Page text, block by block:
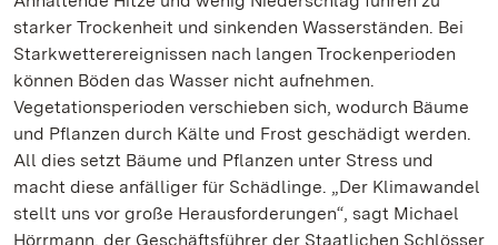
starker Trockenheit und sinkenden Wasserständen. Bei
Starkwetterereignissen nach langen Trockenperioden
können Böden das Wasser nicht aufnehmen.
Vegetationsperioden verschieben sich, wodurch Bäume
und Pflanzen durch Kälte und Frost geschädigt werden.
All dies setzt Bäume und Pflanzen unter Stress und
macht diese anfälliger für Schädlinge. „Der Klimawandel
stellt uns vor große Herausforderungen“, sagt Michael
Hörrmann, der Geschäftsführer der Staatlichen Schlösser